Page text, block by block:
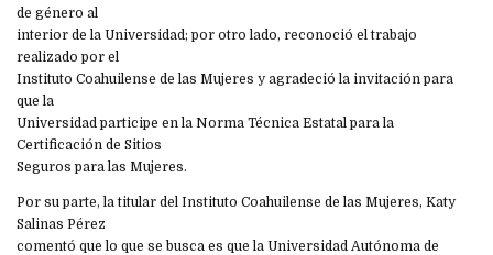
de género al
interior de la Universidad; por otro lado, reconoció el trabajo
realizado por el
Instituto Coahuilense de las Mujeres y agradeció la invitación para
que la
Universidad participe en la Norma Técnica Estatal para la
Certificación de Sitios
Seguros para las Mujeres.
Por su parte, la titular del Instituto Coahuilense de las Mujeres, Katy
Salinas Pérez
comentó que lo que se busca es que la Universidad Autónoma de